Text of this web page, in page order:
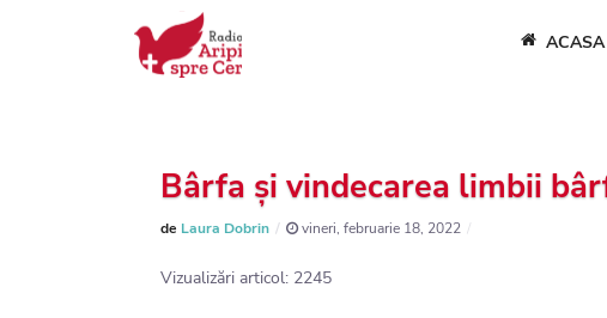
ACASA
Bârfa și vindecarea limbii
de Laura Dobrin vineri, februarie 18, 2022
Vizualizări articol: 2245